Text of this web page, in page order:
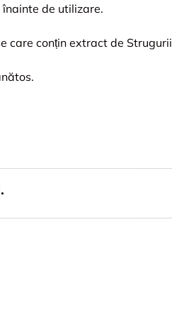
de utilizare.
care conțin extract de Strugurii